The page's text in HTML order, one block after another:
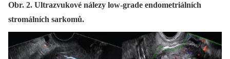
Obr. 2. Ultrazvukové nálezy low-grade endometriálních
stromálních sarkomů.